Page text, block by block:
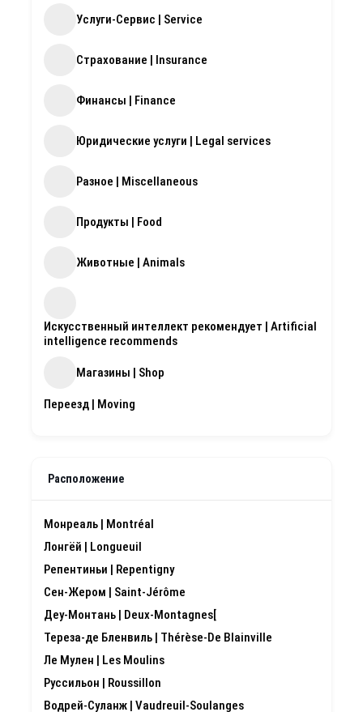
Услуги-Сервис | Service
Страхование | Insurance
Финансы | Finance
Юридические услуги | Legal services
Разное | Miscellaneous
Продукты | Food
Животные | Animals
Искусственный интеллект рекомендует | Artificial
intelligence recommends
Магазины | Shop
Переезд | Moving
Расположение
Монреаль | Montréal
Лонгёй | Longueuil
Репентиньи | Repentigny
Сен-Жером | Saint-Jérôme
Деу-Монтань | Deux-Montagnes[
Тереза-де Бленвиль | Thérèse-De Blainville
Ле Мулен | Les Moulins
Руссильон | Roussillon
Водрей-Суланж | Vaudreuil-Soulanges